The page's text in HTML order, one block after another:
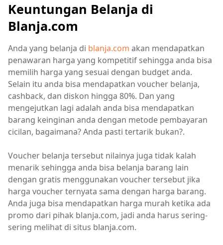
Keuntungan Belanja di
Blanja.com
Anda yang belanja di blanja.com akan mendapatkan
penawaran harga yang kompetitif sehingga anda bisa
memilih harga yang sesuai dengan budget anda.
Selain itu anda bisa mendapatkan voucher belanja,
cashback, dan diskon hingga 80%. Dan yang
mengejutkan lagi adalah anda bisa mendapatkan
barang keinginan anda dengan metode pembayaran
cicilan, bagaimana? Anda pasti tertarik bukan?.
Voucher belanja tersebut nilainya juga tidak kalah
menarik sehingga anda bisa belanja barang lain
dengan gratis menggunakan voucher tersebut jika
harga voucher ternyata sama dengan harga barang.
Anda juga bisa mendapatkan harga murah ketika ada
promo dari pihak blanja.com, jadi anda harus sering-
sering melihat di situs blanja.com.